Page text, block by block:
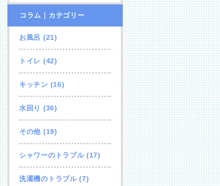
コラム｜カテゴリー
お風呂 (21)
トイレ (42)
キッチン (16)
水回り (36)
その他 (19)
シャワーのトラブル(17)
洗濯機のトラブル(7)